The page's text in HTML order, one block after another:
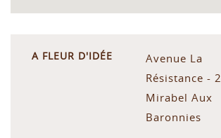
A FLEUR D'IDÉE
Avenue La
Résistance -
Mirabel Aux
Baronnies